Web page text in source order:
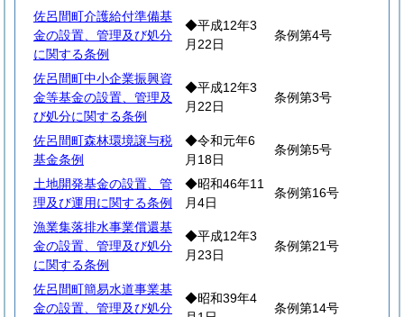
佐呂間町介護給付準備基
金の設置、管理及び処分
に関する条例
◆平成12年3
月22日
条例第4号
佐呂間町中小企業振興資
金等基金の設置、管理及
び処分に関する条例
◆平成12年3
月22日
条例第3号
佐呂間町森林環境譲与税
基金条例
◆令和元年6
月18日
条例第5号
土地開発基金の設置、管
理及び運用に関する条例
◆昭和46年11
月4日
条例第16号
漁業集落排水事業償還基
金の設置、管理及び処分
に関する条例
◆平成12年3
月23日
条例第21号
佐呂間町簡易水道事業基
金の設置、管理及び処分
◆昭和39年4
条例第14号